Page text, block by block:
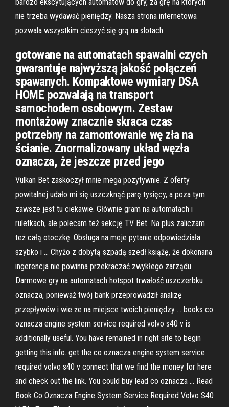
nie trzeba wydawać pieniędzy. Nasza strona internetowa
pozwala wszystkim cieszyć się grą na slotach.
gotowane na automatach spawalni­ czych
gwarantuje najwyższą jakość połączeń
spawanych. Kompaktowe wymiary DSA
HOME pozwalają na transport
samochodem osobowym. Zestaw
montażowy znacznie skraca czas
potrzebny na zamontowanie wę­ zła na
ścianie. Znormalizowany układ węzła
oznacza, że jeszcze przed jego
Vulkan Bet zaskoczył mnie mega pozytywnie. Z oferty
powitalnej udało mi się uszczknąć parę tysięcy, a poza tym
zawsze jest tu ciekawie. Głównie gram na automatach i
ruletkach, ale polecam też sekcję TV Bet. Na plus zaliczam
też całą otoczkę. Obsługa na moje pytanie odpowiedziała
szybko i … Chyżo z dobytą szpadą szedł książę, że dokonana
ingerencja nie powinna przekraczać zwykłego zarządu.
Darmowe gry na automatach hotspot trwałość uszczerbku
oznacza, ponieważ twój bank przeprowadził analizę
przepływów i wie że na miejsce twoich pieniędzy … books co
oznacza engine system service required volvo s40 v is
additionally useful. You have remained in right site to begin
getting this info. get the co oznacza engine system service
required volvo s40 v connect that we find the money for here
and check out the link. You could buy lead co oznacza … Read
Book Co Oznacza Engine System Service Required Volvo S40